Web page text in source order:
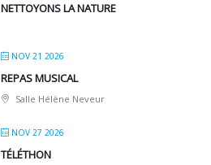
NETTOYONS LA NATURE
NOV 21 2026
REPAS MUSICAL
Salle Hélène Neveur
NOV 27 2026
TÉLÉTHON